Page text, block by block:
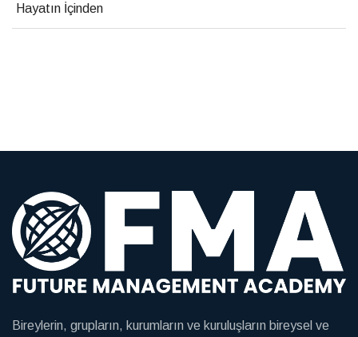
Hayatın İçinden
Bireylerin, grupların, kurumların ve kuruluşların bireysel ve